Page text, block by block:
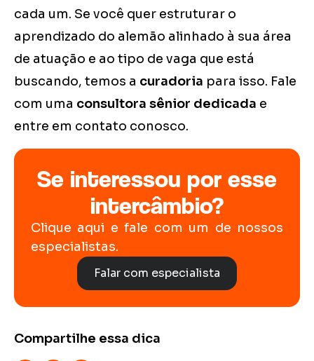
cada um. Se você quer estruturar o
aprendizado do alemão alinhado à sua área
de atuação e ao tipo de vaga que está
buscando, temos a curadoria para isso. Fale
com uma consultora sênior dedicada e
entre em contato conosco.
Se interessou por esse
intercâmbio?
Clique aqui e fale com um de nossos
especialistas.
Falar com especialista
Compartilhe essa dica